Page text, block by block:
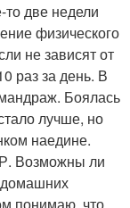
две недели
физического
не зависят от
раз за день. В
Боялась
лучше, но
наедине.
Возможны ли
домашних